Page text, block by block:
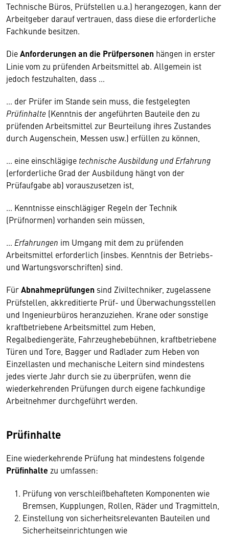
Technische Büros, Prüfstellen u.a.) herangezogen, kann der
Arbeitgeber darauf vertrauen, dass diese die erforderliche
Fachkunde besitzen.
DieAnforderungen an die Prüfpersonen hängen in erster
Linie vom zu prüfenden Arbeitsmittel ab. Allgemein ist
jedoch festzuhalten, dass …
… der Prüfer im Stande sein muss, die festgelegten
Prüfinhalte (Kenntnis der angeführten Bauteile den zu
prüfenden Arbeitsmittel zur Beurteilung ihres Zustandes
durch Augenschein, Messen usw.) erfüllen zu können,
… eine einschlägige technische Ausbildung und Erfahrung
(erforderliche Grad der Ausbildung hängt von der
Prüfaufgabe ab) vorauszusetzen ist,
… Kenntnisse einschlägiger Regeln der Technik
(Prüfnormen) vorhanden sein müssen,
… Erfahrungen im Umgang mit dem zu prüfenden
Arbeitsmittel erforderlich (insbes. Kenntnis der Betriebs-
und Wartungsvorschriften) sind.
FürAbnahmeprüfungen sind Ziviltechniker, zugelassene
Prüfstellen, akkreditierte Prüf- und Überwachungsstellen
und Ingenieurbüros heranzuziehen. Krane oder sonstige
kraftbetriebene Arbeitsmittel zum Heben,
Regalbediengeräte, Fahrzeughebebühnen, kraftbetriebene
Türen und Tore, Bagger und Radlader zum Heben von
Einzellasten und mechanische Leitern sind mindestens
jedes vierte Jahr durch sie zu überprüfen, wenn die
wiederkehrenden Prüfungen durch eigene fachkundige
Arbeitnehmer durchgeführt werden.
Prüfinhalte
Eine wiederkehrende Prüfung hat mindestens folgende
Prüfinhalte zu umfassen:
Prüfung von verschleißbehafteten Komponenten wie
Bremsen, Kupplungen, Rollen, Räder und Tragmitteln,
Einstellung von sicherheitsrelevanten Bauteilen und
Sicherheitseinrichtungen wie